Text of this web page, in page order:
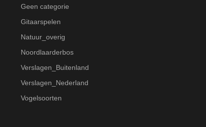
Geen categorie
Gitaarspelen
Natuur_overig
Noordlaarderbos
Verslagen_Buitenland
Verslagen_Nederland
Vogelsoorten